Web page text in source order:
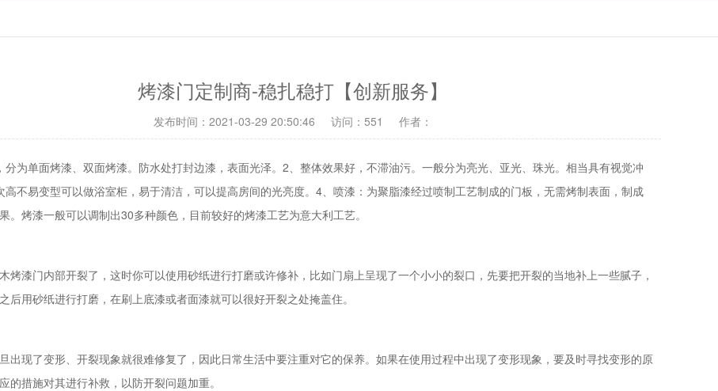
烤漆门定制商-稳扎稳打【创新服务】
发布时间：2021-03-29 20:50:46 访问：551 作者：
分为单面烤漆、双面烤漆。防水处打封边漆，表面光泽。2、整体效果好，不滞油污。一般分为亮光、亚光、珠光。相当具有视觉冲
高不易变型可以做浴室柜，易于清洁，可以提高房间的光亮度。4、喷漆：为聚脂漆经过喷制工艺制成的门板，无需烤制表面，制成
。烤漆一般可以调制出30多种颜色，目前较好的烤漆工艺为意大利工艺。
烤漆门内部开裂了，这时你可以使用砂纸进行打磨或许修补，比如门扇上呈现了一个小小的裂口，先要把开裂的当地补上一些腻子，
后用砂纸进行打磨，在刷上底漆或者面漆就可以很好开裂之处掩盖住。
出现了变形、开裂现象就很难修复了，因此日常生活中要注重对它的保养。如果在使用过程中出现了变形现象，要及时寻找变形的原
的措施对其进行补救，以防开裂问题加重。